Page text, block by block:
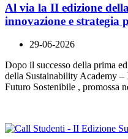
Al via la II edizione
innovazione e strategia
29-06-2026
Dopo il successo della prima
della Sustainability Academy –
Futuro Sostenibile , promossa